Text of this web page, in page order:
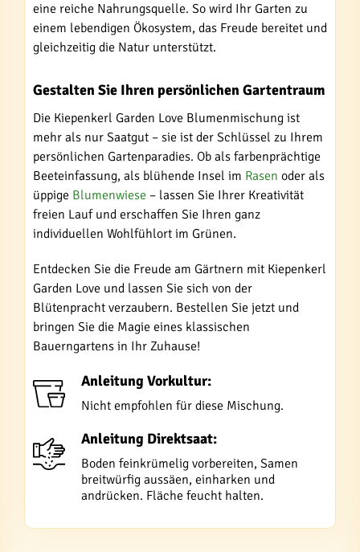
eine reiche Nahrungsquelle. So wird Ihr Garten zu
einem lebendigen Ökosystem, das Freude bereitet und
gleichzeitig die Natur unterstützt.
Gestalten Sie Ihren persönlichen Gartentraum
Die Kiepenkerl Garden Love Blumenmischung ist
mehr als nur Saatgut – sie ist der Schlüssel zu Ihrem
persönlichen Gartenparadies. Ob als farbenprächtige
Beeteinfassung, als blühende Insel im Rasen oder als
üppige Blumenwiese – lassen Sie Ihrer Kreativität
freien Lauf und erschaffen Sie Ihren ganz
individuellen Wohlfühlort im Grünen.
Entdecken Sie die Freude am Gärtnern mit Kiepenkerl
Garden Love und lassen Sie sich von der
Blütenpracht verzaubern. Bestellen Sie jetzt und
bringen Sie die Magie eines klassischen
Bauerngartens in Ihr Zuhause!
Anleitung Vorkultur:
Nicht empfohlen für diese Mischung.
Anleitung Direktsaat:
Boden feinkrümelig vorbereiten, Samen
breitwürfig aussäen, einharken und
andrücken. Fläche feucht halten.